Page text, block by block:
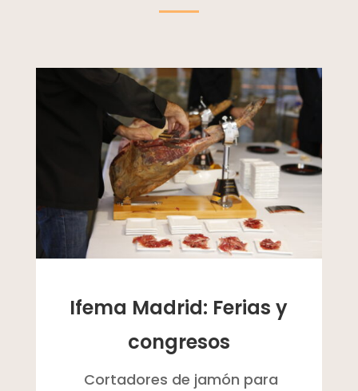
Ifema Madrid: Ferias y
congresos
Cortadores de jamón para